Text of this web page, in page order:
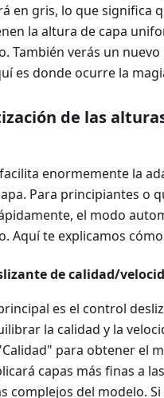
en gris, lo que significa
la altura de capa
También verás un nuevo
es donde ocurre la
de las
enormemente la
Para principiantes o
el modo
Aquí te explicamos
de calidad/
es el control
la calidad y la
para obtener el
capas más finas a
complejos del modelo. Si